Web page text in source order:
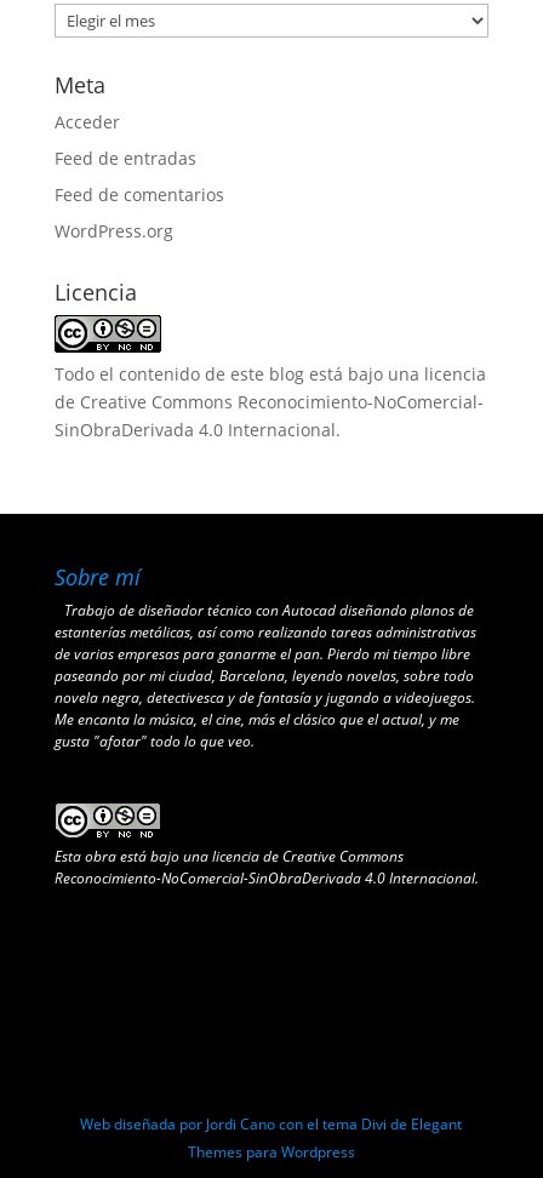
Archivos
Meta
Acceder
Feed de entradas
Feed de comentarios
WordPress.org
Licencia
Todo el contenido de este blog está bajo una licencia
de Creative Commons Reconocimiento-NoComercial-
SinObraDerivada 4.0 Internacional.
Sobre mí
Trabajo de diseñador técnico con Autocad diseñando planos de
estanterías metálicas, así como realizando tareas administrativas
de varias empresas para ganarme el pan. Pierdo mi tiempo libre
paseando por mi ciudad, Barcelona, leyendo novelas, sobre todo
novela negra, detectivesca y de fantasía y jugando a videojuegos.
Me encanta la música, el cine, más el clásico que el actual, y me
gusta "afotar" todo lo que veo.
Esta obra está bajo unalicencia de Creative Commons
Reconocimiento-NoComercial-SinObraDerivada 4.0 Internacional.
Web diseñada por Jordi Cano con el tema Divi de Elegant
Themes para Wordpress